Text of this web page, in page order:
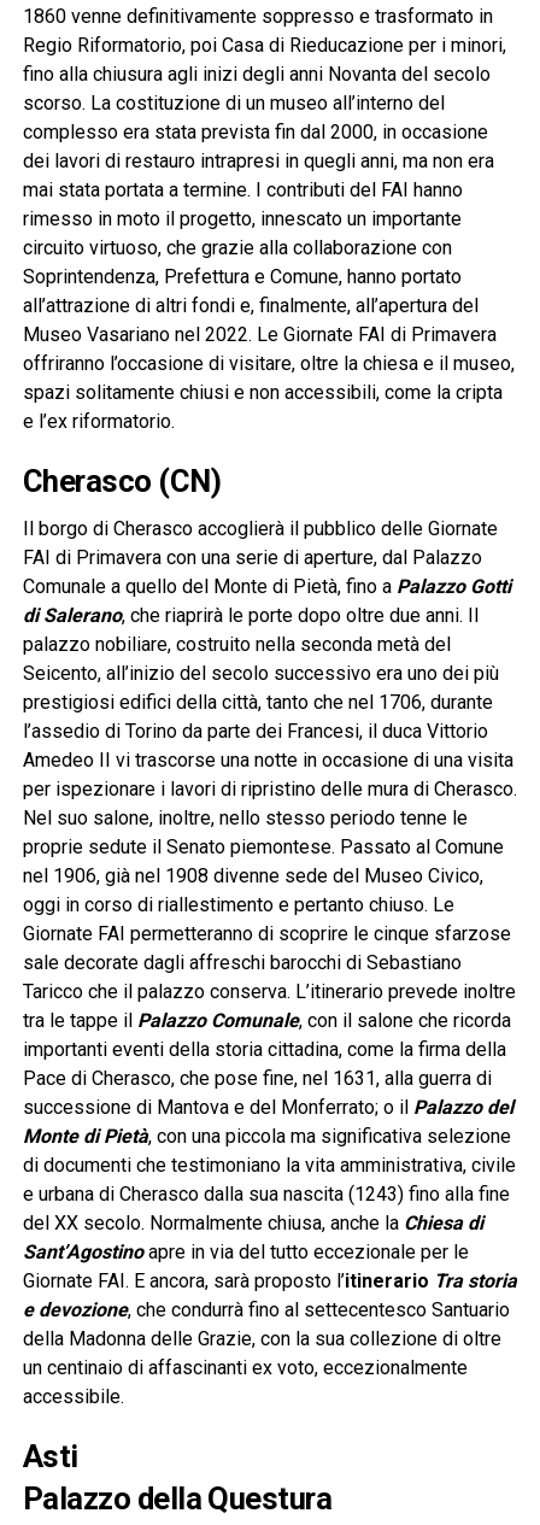
1860 venne definitivamente soppresso e trasformato in
Regio Riformatorio, poi Casa di Rieducazione per i minori,
fino alla chiusura agli inizi degli anni Novanta del secolo
scorso. La costituzione di un museo all’interno del
complesso era stata prevista fin dal 2000, in occasione
dei lavori di restauro intrapresi in quegli anni, ma non era
mai stata portata a termine. I contributi del FAI hanno
rimesso in moto il progetto, innescato un importante
circuito virtuoso, che grazie alla collaborazione con
Soprintendenza, Prefettura e Comune, hanno portato
all’attrazione di altri fondi e, finalmente, all’apertura del
Museo Vasariano nel 2022. Le Giornate FAI di Primavera
offriranno l’occasione di visitare, oltre la chiesa e il museo,
spazi solitamente chiusi e non accessibili, come la cripta
e l’ex riformatorio.
Cherasco (CN)
Il borgo di Cherasco accoglierà il pubblico delle Giornate
FAI di Primavera con una serie di aperture, dal Palazzo
Comunale a quello del Monte di Pietà, fino a Palazzo Gotti
di Salerano, che riaprirà le porte dopo oltre due anni. Il
palazzo nobiliare, costruito nella seconda metà del
Seicento, all’inizio del secolo successivo era uno dei più
prestigiosi edifici della città, tanto che nel 1706, durante
l’assedio di Torino da parte dei Francesi, il duca Vittorio
Amedeo II vi trascorse una notte in occasione di una visita
per ispezionare i lavori di ripristino delle mura di Cherasco.
Nel suo salone, inoltre, nello stesso periodo tenne le
proprie sedute il Senato piemontese. Passato al Comune
nel 1906, già nel 1908 divenne sede del Museo Civico,
oggi in corso di riallestimento e pertanto chiuso. Le
Giornate FAI permetteranno di scoprire le cinque sfarzose
sale decorate dagli affreschi barocchi di Sebastiano
Taricco che il palazzo conserva. L’itinerario prevede inoltre
tra le tappe il Palazzo Comunale, con il salone che ricorda
importanti eventi della storia cittadina, come la firma della
Pace di Cherasco, che pose fine, nel 1631, alla guerra di
successione di Mantova e del Monferrato; o il Palazzo del
Monte di Pietà, con una piccola ma significativa selezione
di documenti che testimoniano la vita amministrativa, civile
e urbana di Cherasco dalla sua nascita (1243) fino alla fine
del XX secolo. Normalmente chiusa, anche la Chiesa di
Sant’Agostinoapre in via del tutto eccezionale per le
Giornate FAI. E ancora, sarà proposto l’itinerario Tra storia
e devozione, che condurrà fino al settecentesco Santuario
della Madonna delle Grazie, con la sua collezione di oltre
un centinaio di affascinanti ex voto, eccezionalmente
accessibile.
Asti
Palazzo della Questura